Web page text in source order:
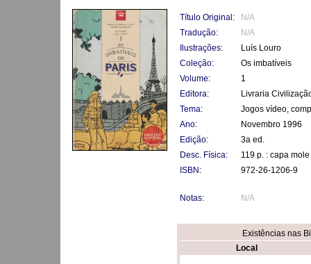
Título Original:
N/A
Tradução:
N/A
Ilustrações:
Luís Louro
Coleção:
Os imbatíveis
Volume:
1
Editora:
Livraria
Tema:
Jogos vídeo,
Ano:
Novembro 1996
Edição:
3a ed.
Desc. Física:
119 p. : capa
ISBN:
972-26-1206-9
Notas: N/A
Existências nas
Local